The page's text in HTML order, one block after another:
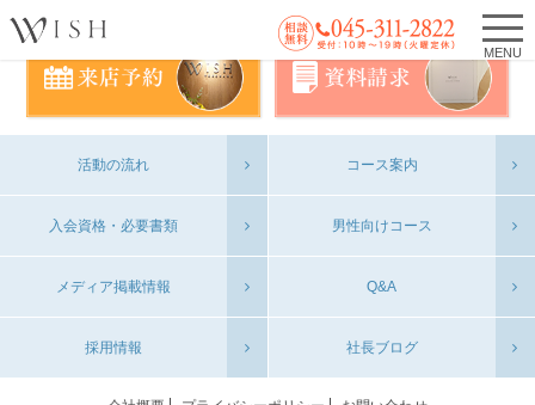
MENU
活動の流れ コース案内
入会資格・必要書類 男性向けコース
メディア掲載情報 Q&A
採用情報 社長ブログ